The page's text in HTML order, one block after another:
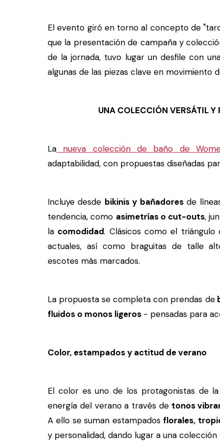
El evento giró en torno al concepto de
que la presentación de campaña y
de la jornada, tuvo lugar un desfile con
algunas de las piezas clave en movimiento
UNA COLECCIÓN VERSÁTIL
La nueva colección de baño de
adaptabilidad, con propuestas diseñadas
Incluye desde bikinis y bañadoresde
tendencia, como asimetrías o cut-outs,
la comodidad. Clásicos como el
actuales, así como braguitas de talle
escotes más marcados.
La propuesta se completa con prendas de
fluidos o monos ligeros - pensadas para
Color, estampados y actitud de verano
El color es uno de los protagonistas de
energía del verano a través detonos
A ello se suman estampados florales,
y personalidad, dando lugar a una